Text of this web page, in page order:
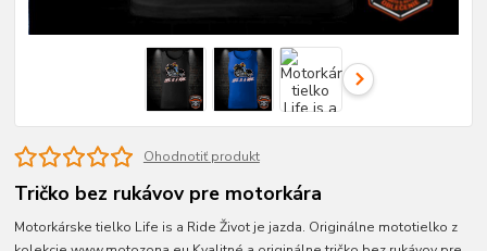
Ohodnotiť produkt
Tričko bez rukávov pre motorkára
Motorkárske tielko Life is a Ride Život je jazda. Originálne mototielko z